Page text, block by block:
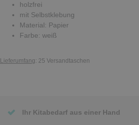
holzfrei
mit Selbstklebung
Material: Papier
Farbe: weiß
Lieferumfang: 25 Versandtaschen
Ihr Kitabedarf aus einer Hand